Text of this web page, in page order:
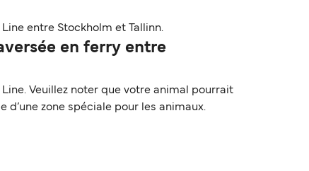
entre Stockholm et Tallinn.
en ferry entre
Veuillez noter que votre animal pourrait
zone spéciale pour les animaux.